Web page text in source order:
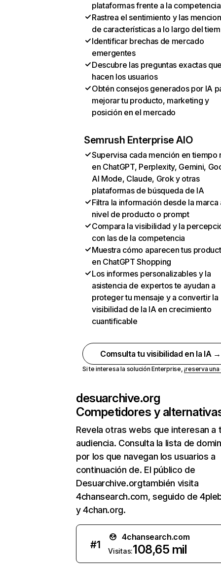
plataformas frente a la competencia
Rastrea el sentimiento y las
de características a lo largo del
Identificar brechas de mercado
emergentes
Descubre las preguntas exactas
hacen los usuarios
Obtén consejos generados por IA
mejorar tu producto, marketing y
posición en el mercado
Semrush Enterprise AIO
Supervisa cada mención en tiempo
en ChatGPT, Perplexity, Gemini,
AI Mode, Claude, Grok y otras
plataformas de búsqueda de IA
Filtra la información desde la marca
nivel de producto o prompt
Compara la visibilidad y la
con las de la competencia
Muestra cómo aparecen tus
en ChatGPT Shopping
Los informes personalizables y la
asistencia de expertos te ayudan a
proteger tu mensaje y a convertir la
visibilidad de la IA en crecimiento
cuantificable
Comsulta tu visibilidad en la IA →
Si te interesa la solución Enterprise,¡reserva
desuarchive.org
Competidores y
Revela otras webs que interesan a
audiencia. Consulta la lista de
por los que navegan los usuarios a
continuación de. El público de
Desuarchive.orgtambién visita
4chansearch.com, seguido de
y 4chan.org.
#1
4chansearch.com
Visitas:108,65 mil